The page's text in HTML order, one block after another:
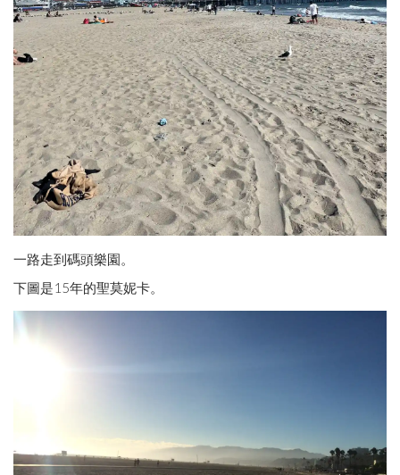
一路走到碼頭樂園。
下圖是15年的聖莫妮卡。